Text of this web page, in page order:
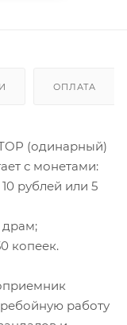
ОПЛАТА
(одинарный)
с монетами:
рублей или 5
драм;
копеек.
работу